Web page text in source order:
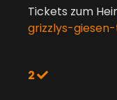
Tickets zum
grizzlys-
2